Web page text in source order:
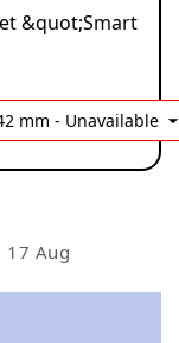
mm
&quot;Smart
17 Aug